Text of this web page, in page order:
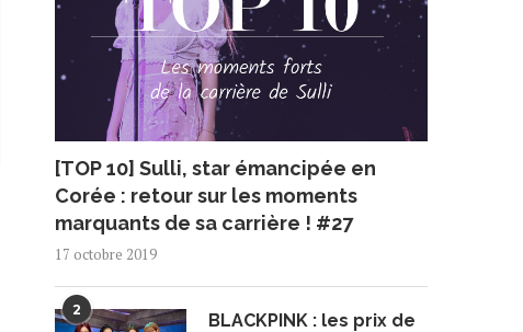
[TOP 10] Sulli, star émancipée en
Corée : retour sur les moments
marquants de sa carrière ! #27
17 octobre 2019
2
BLACKPINK : les prix de